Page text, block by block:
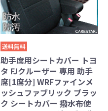
送料無料
助手席用シートカバー トヨ
タ FJクルーザー 専用 助手
席[1席分] WRFファインメ
ッシュファブリック ブラッ
ク シートカバー 撥水布使